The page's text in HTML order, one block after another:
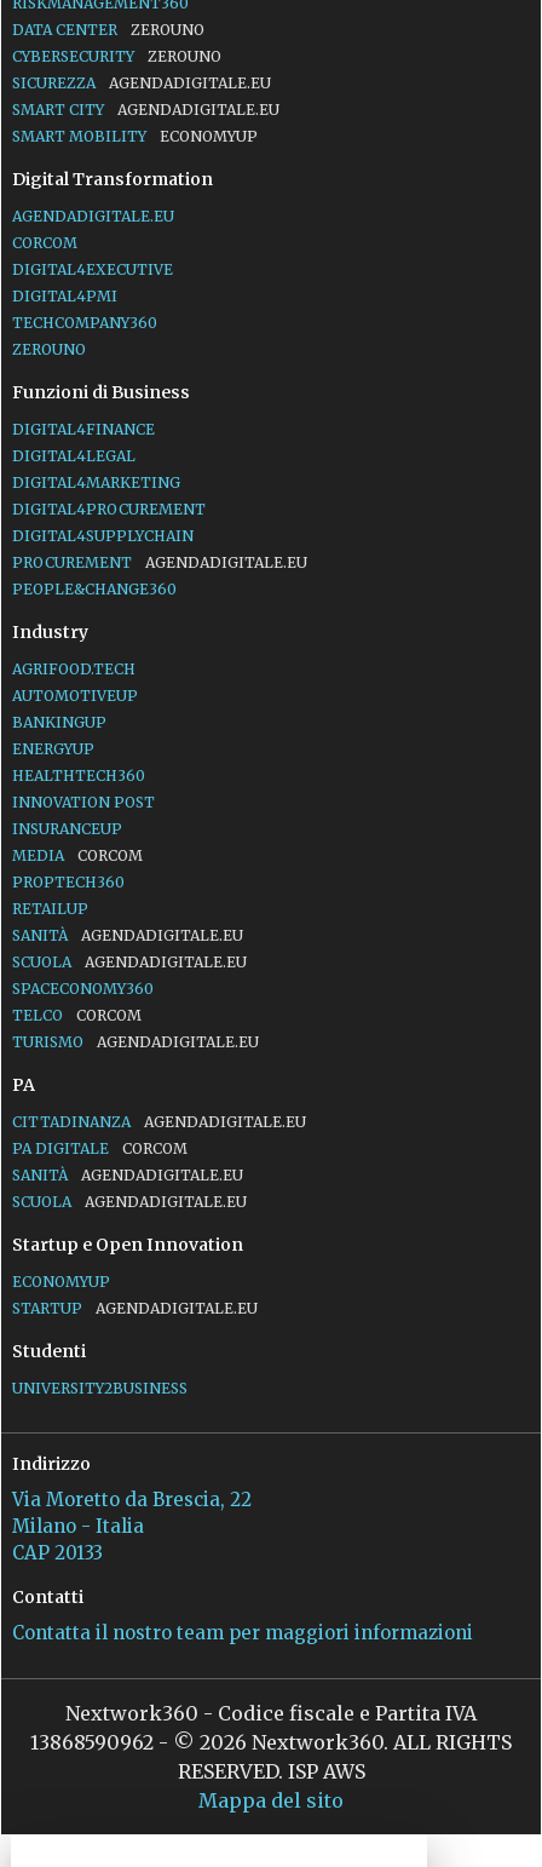
DATA CENTER
ZEROUNO
CYBERSECURITY
ZEROUNO
SICUREZZA
AGENDADIGITALE.EU
SMART CITY
AGENDADIGITALE.EU
SMART MOBILITY
ECONOMYUP
Digital Transformation
AGENDADIGITALE.EU
CORCOM
DIGITAL4EXECUTIVE
DIGITAL4PMI
TECHCOMPANY360
ZEROUNO
Funzioni di Business
DIGITAL4FINANCE
DIGITAL4LEGAL
DIGITAL4MARKETING
DIGITAL4PROCUREMENT
DIGITAL4SUPPLYCHAIN
PROCUREMENT
AGENDADIGITALE.EU
PEOPLE&CHANGE360
Industry
AGRIFOOD.TECH
AUTOMOTIVEUP
BANKINGUP
ENERGYUP
HEALTHTECH360
INNOVATION POST
INSURANCEUP
MEDIA
CORCOM
PROPTECH360
RETAILUP
SANITÀ
AGENDADIGITALE.EU
SCUOLA
AGENDADIGITALE.EU
SPACECONOMY360
TELCO
CORCOM
TURISMO
AGENDADIGITALE.EU
PA
CITTADINANZA
AGENDADIGITALE.EU
PA DIGITALE
CORCOM
SANITÀ
AGENDADIGITALE.EU
SCUOLA
AGENDADIGITALE.EU
Startup e Open Innovation
ECONOMYUP
STARTUP
AGENDADIGITALE.EU
Studenti
UNIVERSITY2BUSINESS
Indirizzo
Via Moretto da Brescia, 22
Milano - Italia
CAP 20133
Contatti
Contatta il nostro team per maggiori informazioni
Nextwork360 - Codice fiscale e Partita IVA
13868590962 - © 2026 Nextwork360. ALL RIGHTS
RESERVED. ISP AWS
Mappa del sito